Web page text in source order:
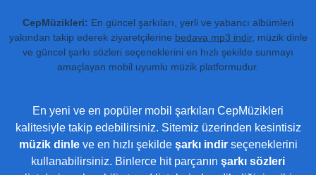
CepMüzikleri: En güncel şarkıları, yerli ve yabancı albümleri
yakından takip ederek ziyaretçilerine bedava mp3 indir, müzik dinle
ve güncel şarkı sözleri seçeneklerini en hızlı şekilde sunmayı
amaçlayan mobil uyumlu müzik platformudur.
En yeni ve en popüler mobil şarkıları CepMüzikleri
kalitesiyle takip edebilirsiniz. Sitemiz üzerinden kesintisiz
müzik dinleve en hızlı şekilde şarkı indirseçeneklerini
kullanabilirsiniz. Binlerce hit parçanın şarkı sözleri